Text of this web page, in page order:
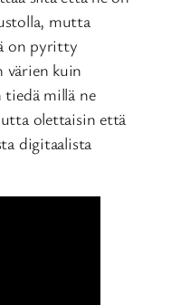
mutta
on pyritty
värien kuin
millä ne
olettaisin että
digitaalista